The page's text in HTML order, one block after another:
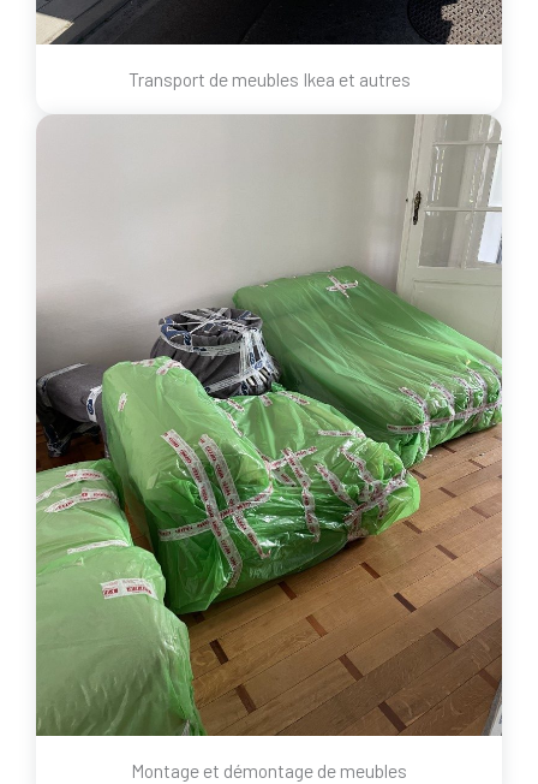
Transport de meubles Ikea et autres
Montage et démontage de meubles